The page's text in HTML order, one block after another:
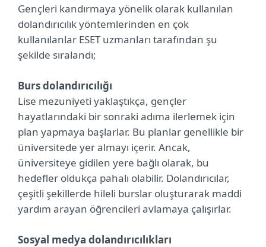
Gençleri kandırmaya yönelik olarak kullanılan
dolandırıcılık yöntemlerinden en çok
kullanılanlar ESET uzmanları tarafından şu
şekilde sıralandı;
Burs dolandırıcılığı
Lise mezuniyeti yaklaştıkça, gençler
hayatlarındaki bir sonraki adıma ilerlemek için
plan yapmaya başlarlar. Bu planlar genellikle bir
üniversitede yer almayı içerir. Ancak,
üniversiteye gidilen yere bağlı olarak, bu
hedefler oldukça pahalı olabilir. Dolandırıcılar,
çeşitli şekillerde hileli burslar oluşturarak maddi
yardım arayan öğrencileri avlamaya çalışırlar.
Sosyal medya dolandırıcılıkları